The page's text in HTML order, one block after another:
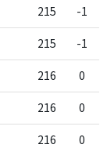
215 -1
215 -1
216 0
216 0
216 0